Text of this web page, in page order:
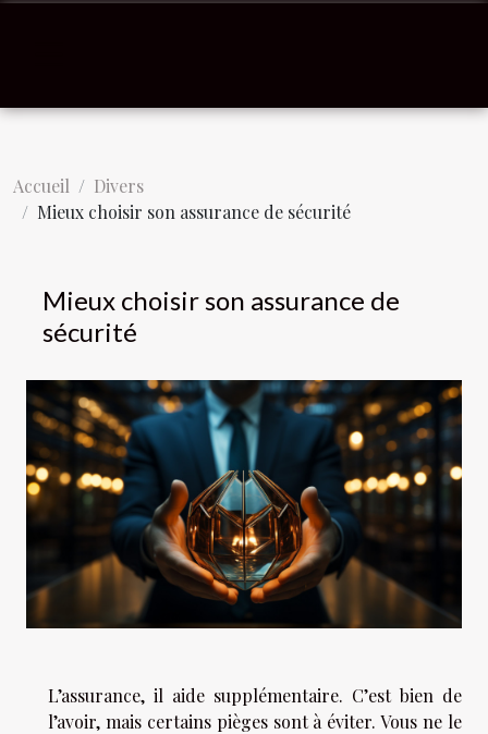
Accueil
Divers
Mieux choisir son assurance de sécurité
Mieux choisir son assurance de
sécurité
L’assurance, il aide supplémentaire. C’est bien de
l’avoir, mais certains pièges sont à éviter. Vous ne le